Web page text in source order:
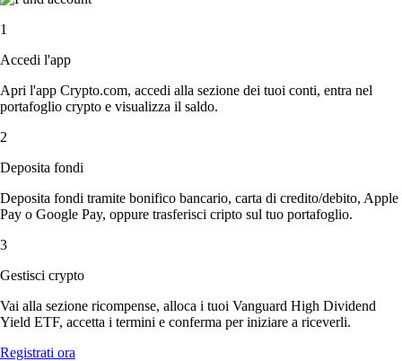
1
Accedi l'app
Apri l'app Crypto.com, accedi alla sezione dei tuoi conti, entra nel
portafoglio crypto e visualizza il saldo.
2
Deposita fondi
Deposita fondi tramite bonifico bancario, carta di credito/debito, Apple
Pay o Google Pay, oppure trasferisci cripto sul tuo portafoglio.
3
Gestisci crypto
Vai alla sezione ricompense, alloca i tuoi Vanguard High Dividend
Yield ETF, accetta i termini e conferma per iniziare a riceverli.
Registrati ora